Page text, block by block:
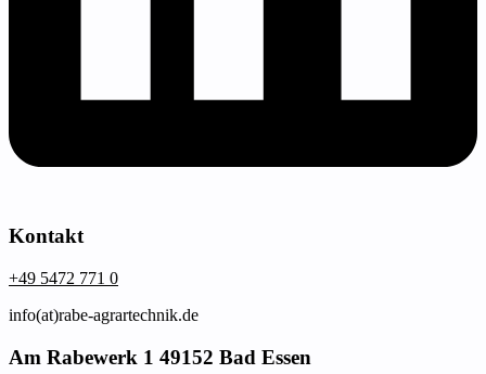
Kontakt
+49 5472 771 0
info(at)rabe-agrartechnik.de
Am Rabewerk 1 49152 Bad Essen